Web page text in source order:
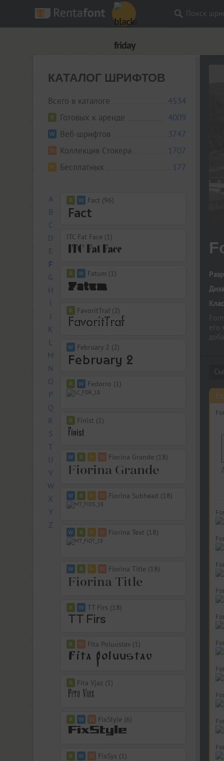
Поиск
КАТАЛОГ ШРИФТОВ
Всего в каталоге
4534
Готовых к аренде
4009
Веб-шрифтов
3747
Коллекция Стокера
1707
Бесплатных
177
A
B
C
D
E
F
G
H
I
J
K
L
M
N
O
P
Q
R
S
T
U
V
W
X
Y
Z
Fact (96)
ITC Fat Face (1)
Fatum (1)
FavoritTraf (2)
February 2 (2)
Fedorro (1)
Finist (1)
Fiorina Grande (18)
Fiorina Subhead (18)
Fiorina Text (18)
Fiorina Title (18)
TT Firs (18)
Fita Poluustav (1)
Fita Vjaz (1)
FixStyle (6)
FixSys (1)
его